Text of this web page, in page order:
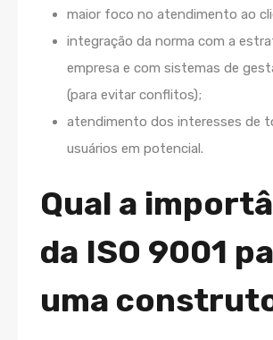
maior foco no atendimento ao
integração da norma com a
empresa e com sistemas de
(para evitar conflitos);
atendimento dos interesses de
usuários em potencial.
Qual a
da ISO 9001
uma